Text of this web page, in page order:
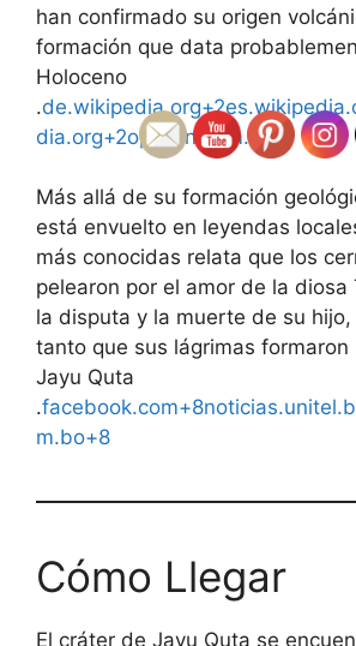
han confirmado su origen
formación que data
Holoceno
.
dia.org+2opinion.com.bo
Más allá de su formación
está envuelto en leyendas
más conocidas relata que los
pelearon por el amor de la diosa
la disputa y la muerte de su hijo,
tanto que sus lágrimas formaron
Jayu Quta
.
m.bo+8
Cómo Llegar
El cráter de Jayu Quta se